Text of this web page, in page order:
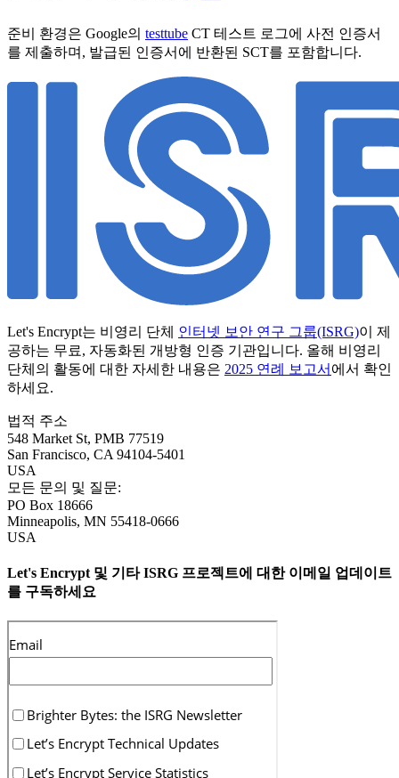
준비 환경은 Google의 testtube CT 테스트 로그에 사전 인증서
를 제출하며, 발급된 인증서에 반환된 SCT를 포함합니다.
Let's Encrypt는 비영리 단체 인터넷 보안 연구 그룹(ISRG)이 제
공하는 무료, 자동화된 개방형 인증 기관입니다. 올해 비영리
단체의 활동에 대한 자세한 내용은 2025 연례 보고서 에서 확인
하세요.
법적 주소
548 Market St, PMB 77519
San Francisco, CA 94104-5401
USA
모든 문의 및 질문:
PO Box 18666
Minneapolis, MN 55418-0666
USA
Let's Encrypt 및 기타 ISRG 프로젝트에 대한 이메일 업데이트
를 구독하세요